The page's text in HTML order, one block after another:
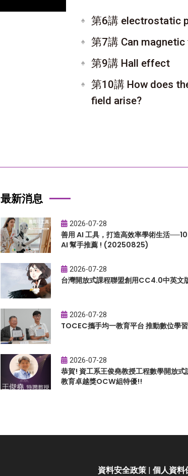
第6講 electrostatic
第7講 Can
第9講 Hall effect
第10講 How does
field arise?
最新消息
2026-07-28
善用 AI 工具，打造高效率學術生活
AI 幫手推薦 ! (20250825)
2026-07-28
台灣開放式課程聯盟創用CC4.0中英文
2026-07-28
TOCEC攜手均一教育平台 推動數位學
2026-07-28
恭賀! 資工系王俊堯教授工程數學開放
教育卓越獎OCW組特優!!
資料安全政策 | 個人資料